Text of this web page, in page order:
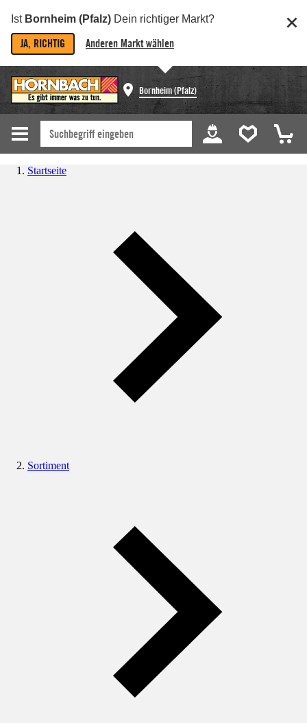
Ist Bornheim (Pfalz) Dein richtiger Markt?
JA, RICHTIG Anderen Markt wählen
Bornheim (Pfalz)
Startseite
Sortiment